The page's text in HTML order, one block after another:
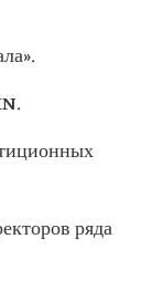
ряда